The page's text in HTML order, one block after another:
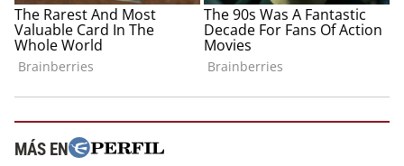
MÁS EN